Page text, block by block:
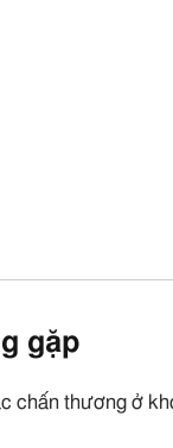
gặp
chấn thương ở